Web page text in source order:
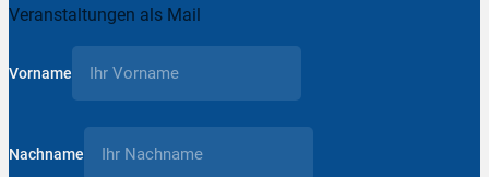
Veranstaltungen als Mail
Vorname
Nachname